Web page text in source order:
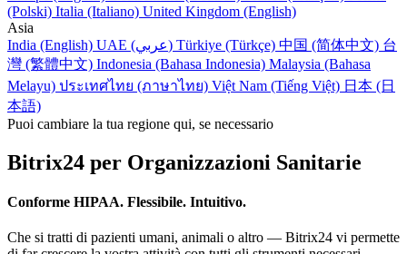
(Polski) Italia (Italiano) United Kingdom (English)
Asia
India (English)
UAE (عربي) Türkiye (Türkçe) 中国 (简体中文) 台
灣 (繁體中文) Indonesia (Bahasa Indonesia) Malaysia (Bahasa
Melayu) ประเทศไทย (ภาษาไทย) Việt Nam (Tiếng Việt) 日本 (日
本語)
Puoi cambiare la tua regione qui, se necessario
Bitrix24 per Organizzazioni Sanitarie
Conforme HIPAA. Flessibile. Intuitivo.
Che si tratti di pazienti umani, animali o altro — Bitrix24 vi permette